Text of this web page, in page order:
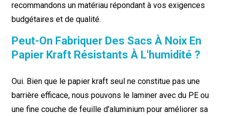
recommandons un matériau répondant à vos exigences
budgétaires et de qualité.
Peut-On Fabriquer Des Sacs À Noix En
Papier Kraft Résistants À L'humidité ?
Oui. Bien que le papier kraft seul ne constitue pas une
barrière efficace, nous pouvons le laminer avec du PE ou
une fine couche de feuille d'aluminium pour améliorer sa